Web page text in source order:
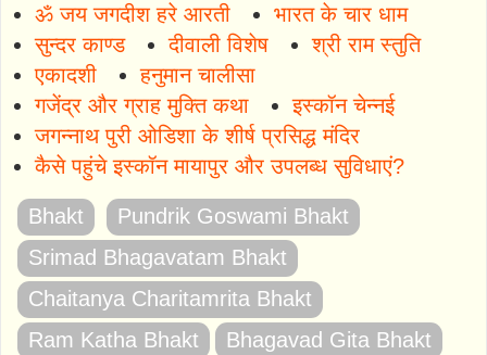
ॐ जय जगदीश हरे आरती
भारत के चार धाम
सुन्दर काण्ड
दीवाली विशेष
श्री राम स्तुति
एकादशी
हनुमान चालीसा
गजेंद्र और ग्राह मुक्ति कथा
इस्कॉन चेन्नई
जगन्नाथ पुरी ओडिशा के शीर्ष प्रसिद्ध मंदिर
कैसे पहुंचे इस्कॉन मायापुर और उपलब्ध सुविधाएं?
Bhakt
Pundrik Goswami Bhakt
Srimad Bhagavatam Bhakt
Chaitanya Charitamrita Bhakt
Ram Katha Bhakt
Bhagavad Gita Bhakt